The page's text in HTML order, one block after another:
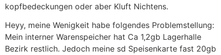
kopfbedeckungen oder aber Kluft Nichtens.
Heyy, meine Wenigkeit habe folgendes Problemstellung:
Mein interner Warenspeicher hat Ca 1,2gb Lagerhalle
Bezirk restlich. Jedoch meine sd Speisenkarte fast 20gb